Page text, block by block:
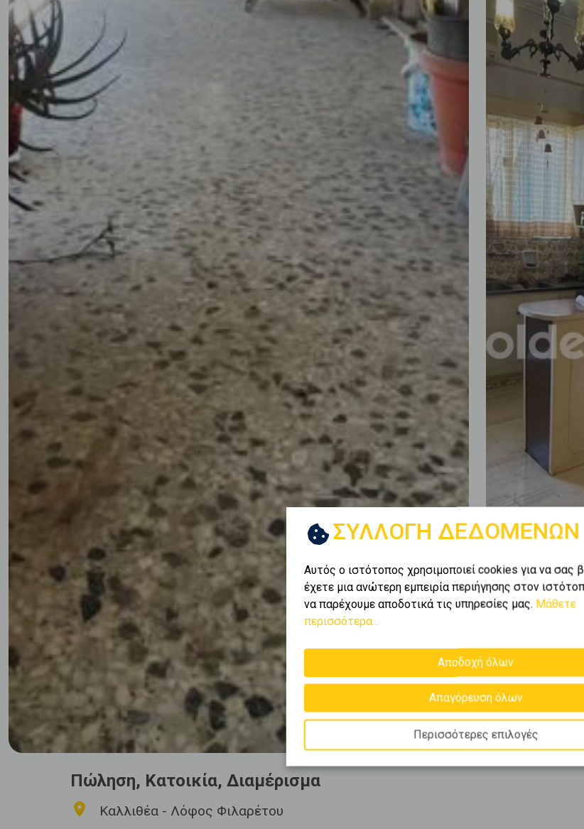
Πώληση, Κατοικία, Διαμέρισμα
Καλλιθέα - Λόφος Φιλαρέτου
ΣΥΛΛΟΓΗ ΔΕΔΟΜΕΝΩΝ
Αυτός ο ιστότοπος χρησιμοποιεί cookies για να σας
έχετε μια ανώτερη εμπειρία περιήγησης στον
να παρέχουμε αποδοτικά τις υπηρεσίες μας. Μάθετε
περισσότερα...
Αποδοχή όλων
Απαγόρευση όλων
Περισσότερες επιλογές